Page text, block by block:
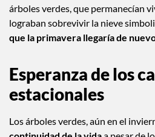
Antes de la cristianización de
paganas celebrabanfestivales de
solsticio , marcando el “r
lograban sobrevivir la nieve
que la primavera llegaría de
Esperanza de los